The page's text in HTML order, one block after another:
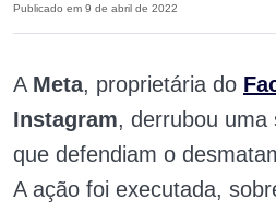
Publicado em 9 de abril de 2022
A Meta, proprietária do
Instagram, derrubou uma
que defendiam o
A ação foi executada,